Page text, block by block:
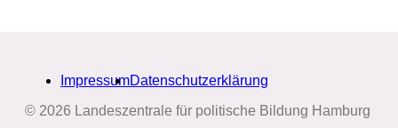
ImpressumDatenschutzerklärung
© 2026 Landeszentrale für politische Bildung Hamburg